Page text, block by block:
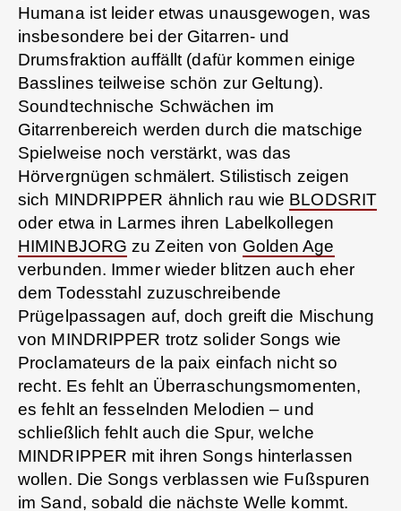
Humana ist leider etwas unausgewogen, was
insbesondere bei der Gitarren- und
Drumsfraktion auffällt (dafür kommen einige
Basslines teilweise schön zur Geltung).
Soundtechnische Schwächen im
Gitarrenbereich werden durch die matschige
Spielweise noch verstärkt, was das
Hörvergnügen schmälert. Stilistisch zeigen
sich MINDRIPPER ähnlich rau wie BLODSRIT
oder etwa in Larmes ihren Labelkollegen
HIMINBJORG zu Zeiten von Golden Age
verbunden. Immer wieder blitzen auch eher
dem Todesstahl zuzuschreibende
Prügelpassagen auf, doch greift die Mischung
von MINDRIPPER trotz solider Songs wie
Proclamateurs de la paix einfach nicht so
recht. Es fehlt an Überraschungsmomenten,
es fehlt an fesselnden Melodien – und
schließlich fehlt auch die Spur, welche
MINDRIPPER mit ihren Songs hinterlassen
wollen. Die Songs verblassen wie Fußspuren
im Sand, sobald die nächste Welle kommt.